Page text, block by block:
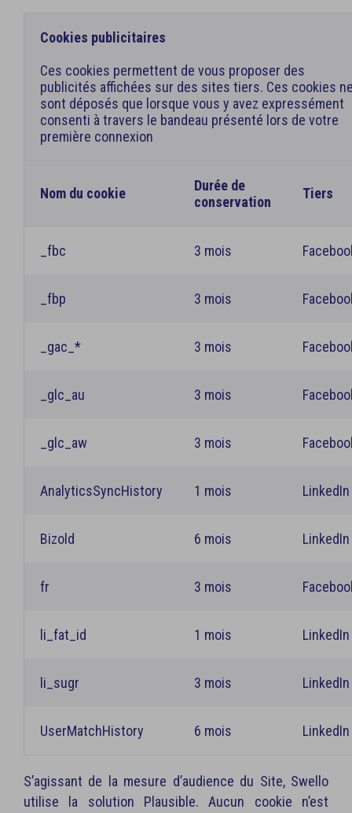
Cookies publicitaires
Ces cookies permettent de vous proposer des
publicités affichées sur des sites tiers. Ces cookies
sont déposés que lorsque vous y avez expressément
consenti à travers le bandeau présenté lors de votre
première connexion
Nom du cookie
Durée de
conservation
Tiers
_fbc 3 mois
_fbp 3 mois
_gac_* 3 mois
_glc_au 3 mois
_glc_aw 3 mois
AnalyticsSyncHistory 1 mois LinkedIn
Bizold 6 mois LinkedIn
fr 3 mois
li_fat_id 1 mois LinkedIn
li_sugr 3 mois LinkedIn
UserMatchHistory 6 mois LinkedIn
S’agissant de la mesure d’audience du Site, Swello
utilise la solution Plausible. Aucun cookie n’est